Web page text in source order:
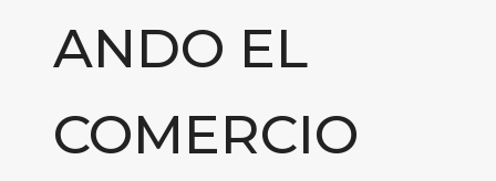
ANDO EL
COMERCIO